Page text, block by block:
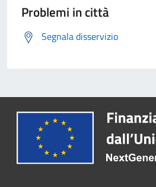
Problemi in città
Segnala disservizio